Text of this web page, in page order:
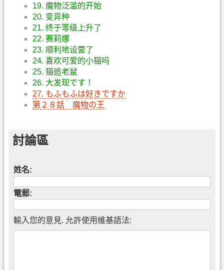
19. 魔物泛滥的开始
20. 变异种
21. 终于等级上升了
22. 赛莉娜
23. 顺利地设营了
24. 喜欢可爱的小猫吗
25. 猫追老鼠
26. 大发现です！
27. もふもふは好きですか
第２８話 魔物の王
討論區
姓名:
電郵:
輸入您的意見. 允許使用維基語法: